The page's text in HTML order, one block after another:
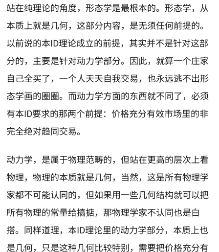
站在纯理论的角度，形态学是最根本的。形态学，从
本质上就是几何，这部分内容，是无须任何前提的。
以前说的本ID理论成立的前提，其实并不是针对这部
分的，主要是针对动力学部分。因此，就算一个庄家
自己全买了，一个人天天自我交易，也永远逃不出形
态学画的圈圈。而动力学方面的东西就不同了，必须
有本ID要求的那两个前提：价格充分有效市场里的非
完全绝对趋同交易。
动力学，是属于物理范畴的，但站在更高的层次上看
物理，物理的本质就是几何，当然，这是所有物理学
家都不可能认同的，但如果用一些几何结构就可以把
所有物理的常量给搞掂，那物理学家不认同也是白
搭。同样道理，本ID理论里的动力学部分，本质上也
是几何，只是这种几何比较特别，需要把价格充分有